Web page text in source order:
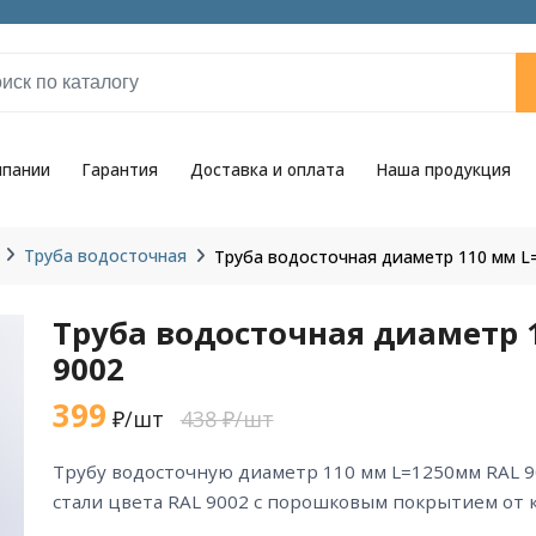
Гарантия Доставка и оплата Наша продукция
Труба водосточная Труба водосточная диаметр 110 мм
Труба водосточная диаметр
9002
399 ₽/шт 438 ₽/шт
трубу водосточную диаметр 110 мм L=1250мм RAL 9002 из оцинкованной
стали цвета RAL 9002 с порошковым покрытием